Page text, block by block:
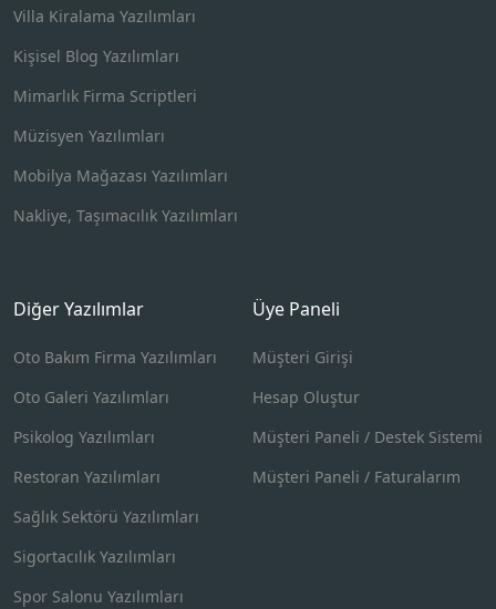
Villa Kiralama Yazılımları
Kişisel Blog Yazılımları
Mimarlık Firma Scriptleri
Müzisyen Yazılımları
Mobilya Mağazası Yazılımları
Nakliye, Taşımacılık Yazılımları
Diğer Yazılımlar
Oto Bakım Firma Yazılımları
Oto Galeri Yazılımları
Psikolog Yazılımları
Restoran Yazılımları
Sağlık Sektörü Yazılımları
Sigortacılık Yazılımları
Spor Salonu Yazılımları
Üye Paneli
Müşteri Girişi
Hesap Oluştur
Müşteri Paneli / Destek Sistemi
Müşteri Paneli / Faturalarım